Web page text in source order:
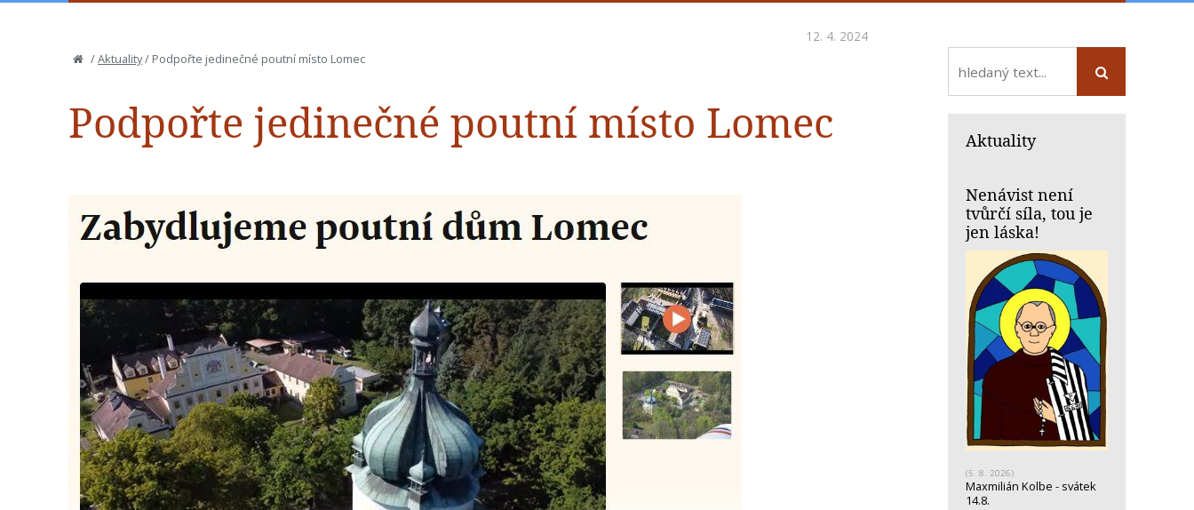
12. 4. 2024
/Aktuality/ Podpořte jedinečné poutní místo Lomec
Podpořte jedinečné poutní místo Lomec Aktuality
Nenávist není
tvůrčí síla, tou je
jen láska!
(5. 8. 2026)
Maxmilián Kolbe - svátek
14.8.